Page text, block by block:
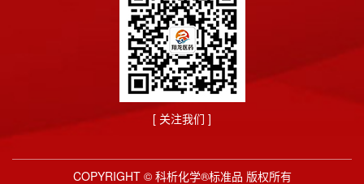
[ 关注我们 ]
COPYRIGHT © 科析化学®标准品 版权所有